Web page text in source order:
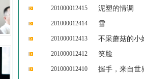
201000012415 泥塑的情调
201000012414 雪
201000012413 不采蘑菇的小
201000012412 笑脸
201000012410 握手，来自世